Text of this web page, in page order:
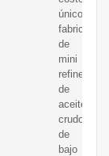
único
fabricante
de
mini
refinerías
de
aceite
crudo
de
bajo